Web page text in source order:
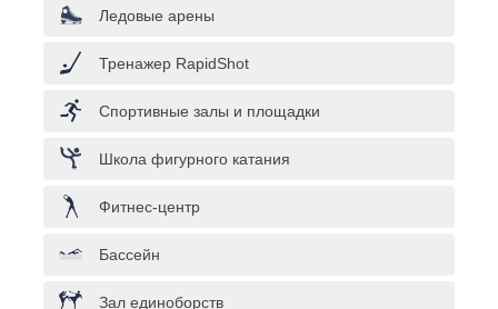
Ледовые арены
Тренажер RapidShot
Спортивные залы и площадки
Школа фигурного катания
Фитнес-центр
Бассейн
Зал единоборств